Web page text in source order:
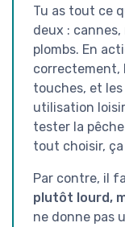
Tu as tout ce
deux :
plombs. En
correctement,
touches, et
utilisation
tester la
tout choisir, ça
Par contre, il
plutôt lourd,
ne donne pas